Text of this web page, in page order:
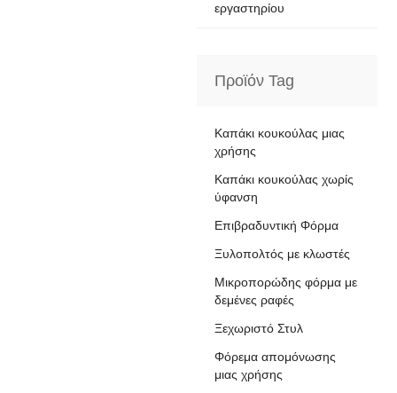
εργαστηρίου
Προϊόν Tag
Καπάκι κουκούλας μιας
χρήσης
Καπάκι κουκούλας χωρίς
ύφανση
Επιβραδυντική Φόρμα
Ξυλοπολτός με κλωστές
Μικροπορώδης φόρμα με
δεμένες ραφές
Ξεχωριστό Στυλ
Φόρεμα απομόνωσης
μιας χρήσης